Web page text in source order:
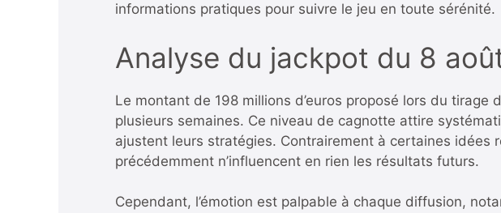
informations pratiques pour suivre le jeu en toute sérénité.
Analyse du jackpot du 8
Le montant de 198 millions d’euros proposé lors du
plusieurs semaines. Ce niveau de cagnotte attire
ajustent leurs stratégies. Contrairement à certaines
précédemment n’influencent en rien les résultats futurs.
Cependant, l’émotion est palpable à chaque diffusion,